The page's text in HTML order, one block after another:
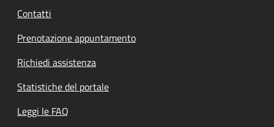
Contatti
Prenotazione appuntamento
Richiedi assistenza
Statistiche del portale
Leggi le FAQ